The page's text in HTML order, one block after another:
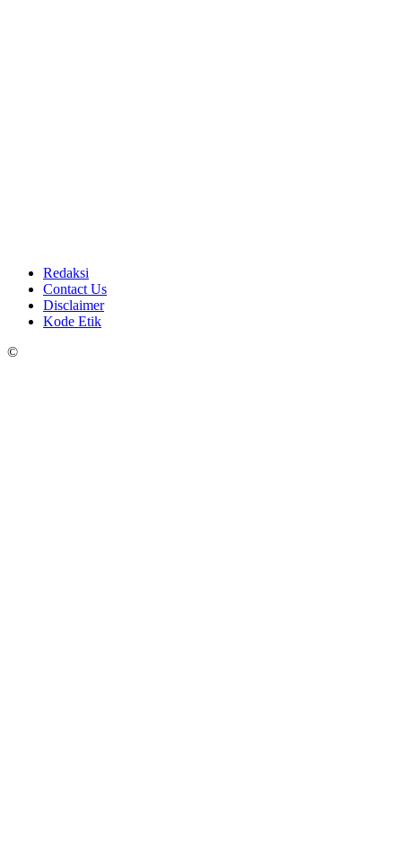
Redaksi
Contact Us
Disclaimer
Kode Etik
©